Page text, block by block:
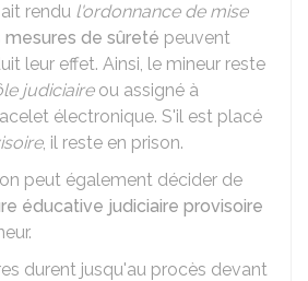
rendu l'ordonnance de mise
mesures de sûreté peuvent
leur effet. Ainsi, le mineur reste
judiciaireou assigné à
électronique. S'il est placé
, il reste en prison.
peut également décider de
éducative judiciaire provisoire
durent jusqu'au procès devant